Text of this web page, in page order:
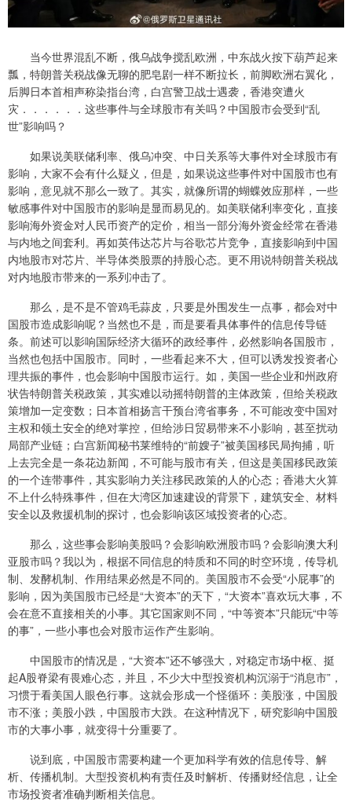
当今世界混乱不断，俄乌战争搅乱欧洲，中东战火按下葫芦起来
瓢，特朗普关税战像无聊的肥皂剧一样不断拉长，前脚欧洲右翼化，
后脚日本首相声称染指台湾，白宫警卫战士遇袭，香港突遭火
灾．．．．．．这些事件与全球股市有关吗？中国股市会受到“乱
世”影响吗？
如果说美联储利率、俄乌冲突、中日关系等大事件对全球股市有
影响，大家不会有什么疑义，但是，如果说这些事件对中国股市也有
影响，意见就不那么一致了。其实，就像所谓的蝴蝶效应那样，一些
敏感事件对中国股市的影响是显而易见的。如美联储利率变化，直接
影响海外资金对人民币资产的定价，相当一部分海外资金经常在香港
与内地之间套利。再如英伟达芯片与谷歌芯片竞争，直接影响到中国
内地股市对芯片、半导体类股票的持股心态。更不用说特朗普关税战
对内地股市带来的一系列冲击了。
那么，是不是不管鸡毛蒜皮，只要是外围发生一点事，都会对中
国股市造成影响呢？当然也不是，而是要看具体事件的信息传导链
条。前述可以影响国际经济大循环的政经事件，必然影响各国股市，
当然也包括中国股市。同时，一些看起来不大，但可以诱发投资者心
理共振的事件，也会影响中国股市运行。如，美国一些企业和州政府
状告特朗普关税政策，其实难以动摇特朗普的主体政策，但给关税政
策增加一定变数；日本首相扬言干预台湾省事务，不可能改变中国对
主权和领土安全的绝对掌控，但给涉日贸易带来不小影响，甚至扰动
局部产业链；白宫新闻秘书莱维特的“前嫂子”被美国移民局拘捕，听
上去完全是一条花边新闻，不可能与股市有关，但这是美国移民政策
的一个连带事件，其实影响力关注移民政策的人的心态；香港大火算
不上什么特殊事件，但在大湾区加速建设的背景下，建筑安全、材料
安全以及救援机制的探讨，也会影响该区域投资者的心态。
那么，这些事会影响美股吗？会影响欧洲股市吗？会影响澳大利
亚股市吗？我以为，根据不同信息的特质和不同的时空环境，传导机
制、发酵机制、作用结果必然是不同的。美国股市不会受“小屁事”的
影响，因为美国股市已经是“大资本”的天下，“大资本”喜欢玩大事，不
会在意不直接相关的小事。其它国家则不同，“中等资本”只能玩“中等
的事”，一些小事也会对股市运作产生影响。
中国股市的情况是，“大资本”还不够强大，对稳定市场中枢、挺
起A股脊梁有畏难心态，并且，不少大中型投资机构沉溺于“消息市”，
习惯于看美国人眼色行事。这就会形成一个怪循环：美股涨，中国股
市不涨；美股小跌，中国股市大跌。在这种情况下，研究影响中国股
市的大事小事，就变得十分重要了。
说到底，中国股市需要构建一个更加科学有效的信息传导、解
析、传播机制。大型投资机构有责任及时解析、传播财经信息，让全
市场投资者准确判断相关信息。